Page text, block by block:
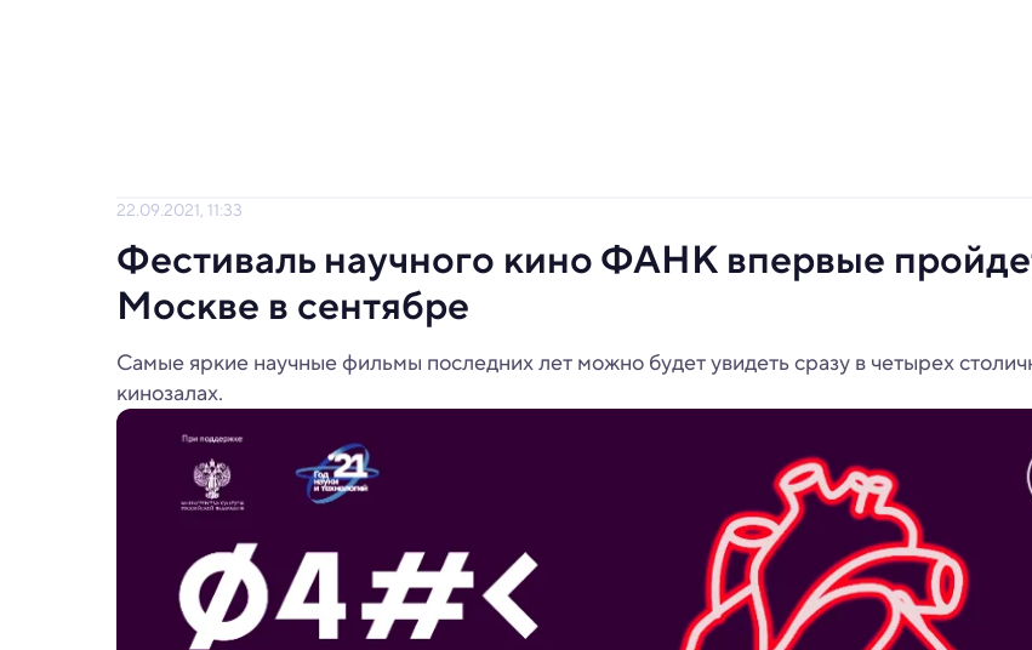
22.09.2021, 11:33
Фестиваль научного кино ФАНК впервые
Москве в сентябре
Самые яркие научные фильмы последних лет можно будет увидеть сразу в четырех
кинозалах.